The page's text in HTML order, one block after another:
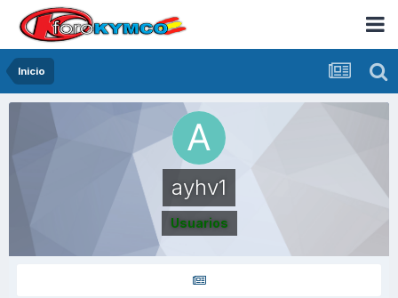
Inicio
ayhv1
Usuarios